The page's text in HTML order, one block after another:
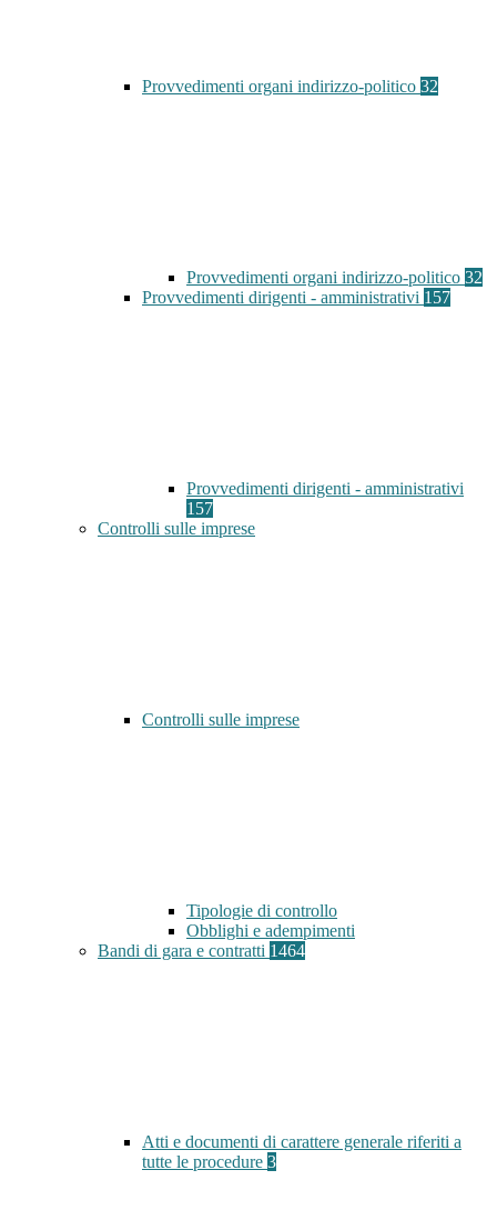
Provvedimenti organi indirizzo-politico 32
Provvedimenti organi indirizzo-politico 32
Provvedimenti dirigenti - amministrativi 157
Provvedimenti dirigenti - amministrativi
157
Controlli sulle imprese
Controlli sulle imprese
Tipologie di controllo
Obblighi e adempimenti
Bandi di gara e contratti 1464
Atti e documenti di carattere generale riferiti a
tutte le procedure 3